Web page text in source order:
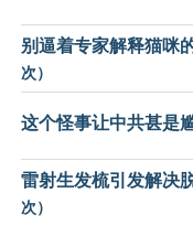
别逼着专家解释猫咪
次）
这个怪事让中共甚是
雷射生发梳引发解决
次）